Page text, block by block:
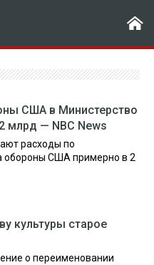
США в Министерство
млрд — NBC News
расходы по
обороны США примерно в 2
культуры старое
о переименовании